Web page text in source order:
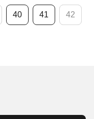
40 41 42